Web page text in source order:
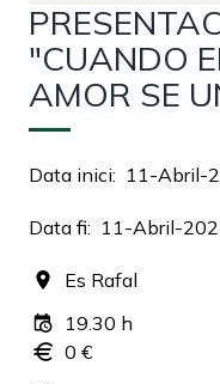
"CUANDO
AMOR SE
Data inici 11-Abril-
Data fi 11-Abril-
Es Rafal
19.30 h
0 €